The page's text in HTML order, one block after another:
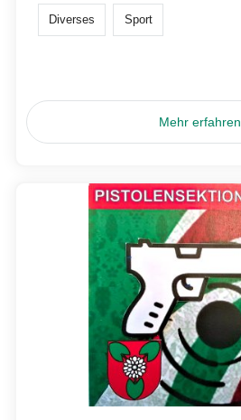
Diverses Sport
Mehr erfahren